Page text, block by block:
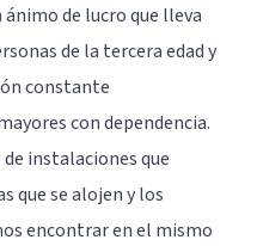
de lucro que lleva
de la tercera edad y
constante
con dependencia.
instalaciones que
que se alojen y los
encontrar en el mismo